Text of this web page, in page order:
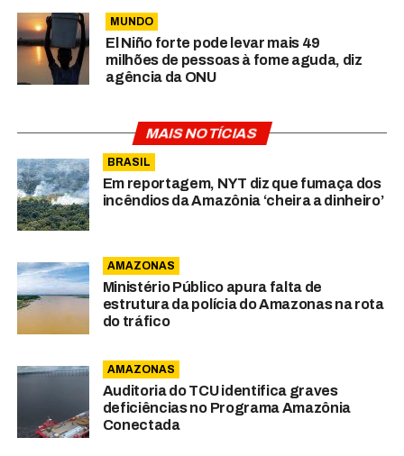
MUNDO
El Niño forte pode levar mais 49
milhões de pessoas à fome aguda, diz
agência da ONU
MAIS NOTÍCIAS
BRASIL
Em reportagem, NYT diz que fumaça dos
incêndios da Amazônia ‘cheira a dinheiro’
AMAZONAS
Ministério Público apura falta de
estrutura da polícia do Amazonas na rota
do tráfico
AMAZONAS
Auditoria do TCU identifica graves
deficiências no Programa Amazônia
Conectada